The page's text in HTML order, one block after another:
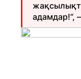
адамдар!”,